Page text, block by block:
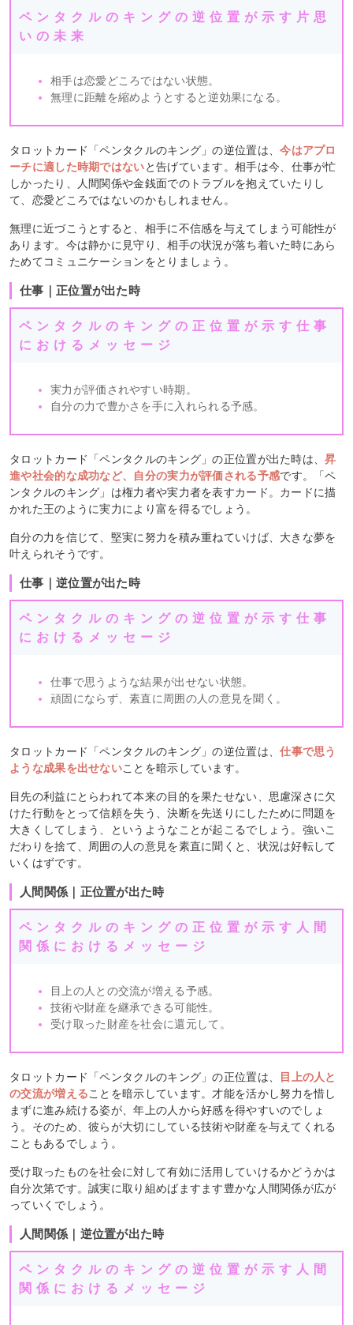
ペンタクルのキングの逆位置が示す片思
いの未来
相手は恋愛どころではない状態。
無理に距離を縮めようとすると逆効果になる。
タロットカード「ペンタクルのキング」の逆位置は、今はアプロ
ーチに適した時期ではないと告げています。相手は今、仕事が忙
しかったり、人間関係や金銭面でのトラブルを抱えていたりし
て、恋愛どころではないのかもしれません。
無理に近づこうとすると、相手に不信感を与えてしまう可能性が
あります。今は静かに見守り、相手の状況が落ち着いた時にあら
ためてコミュニケーションをとりましょう。
仕事｜正位置が出た時
ペンタクルのキングの正位置が示す仕事
におけるメッセージ
実力が評価されやすい時期。
自分の力で豊かさを手に入れられる予感。
タロットカード「ペンタクルのキング」の正位置が出た時は、昇
進や社会的な成功など、自分の実力が評価される予感です。「ペ
ンタクルのキング」は権力者や実力者を表すカード。カードに描
かれた王のように実力により富を得るでしょう。
自分の力を信じて、堅実に努力を積み重ねていけば、大きな夢を
叶えられそうです。
仕事｜逆位置が出た時
ペンタクルのキングの逆位置が示す仕事
におけるメッセージ
仕事で思うような結果が出せない状態。
頑固にならず、素直に周囲の人の意見を聞く。
タロットカード「ペンタクルのキング」の逆位置は、仕事で思う
ような成果を出せないことを暗示しています。
目先の利益にとらわれて本来の目的を果たせない、思慮深さに欠
けた行動をとって信頼を失う、決断を先送りにしたために問題を
大きくしてしまう、というようなことが起こるでしょう。強いこ
だわりを捨て、周囲の人の意見を素直に聞くと、状況は好転して
いくはずです。
人間関係｜正位置が出た時
ペンタクルのキングの正位置が示す人間
関係におけるメッセージ
目上の人との交流が増える予感。
技術や財産を継承できる可能性。
受け取った財産を社会に還元して。
タロットカード「ペンタクルのキング」の正位置は、
目上の人と
の交流が増えることを暗示しています。才能を活かし努力を惜し
まずに進み続ける姿が、年上の人から好感を得やすいのでしょ
う。そのため、彼らが大切にしている技術や財産を与えてくれる
こともあるでしょう。
受け取ったものを社会に対して有効に活用していけるかどうかは
自分次第です。誠実に取り組めばますます豊かな人間関係が広が
っていくでしょう。
人間関係｜逆位置が出た時
ペンタクルのキングの逆位置が示す人間
関係におけるメッセージ